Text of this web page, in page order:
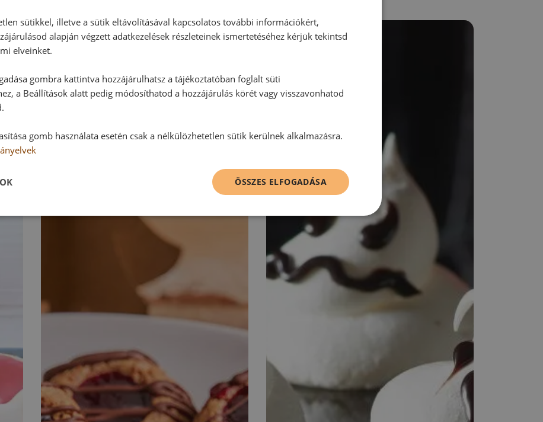
sütikkel, illetve a sütik eltávolításával kapcsolatos további információkért,
alapján végzett adatkezelések részleteinek ismertetéséhez kérjük tekintsd
elveinket.
gombra kattintva hozzájárulhatsz a tájékoztatóban foglalt süti
a Beállítások alatt pedig módosíthatod a hozzájárulás körét vagy visszavonhatod
gomb használata esetén csak a nélkülözhetetlen sütik kerülnek alkalmazásra.
ÖSSZES ELFOGADÁSA